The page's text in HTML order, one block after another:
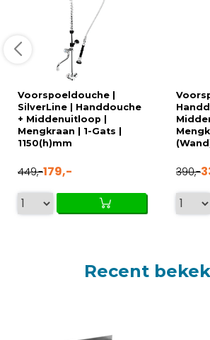
Voorspoeldouche |
SilverLine | Handdouche
+ Middenuitloop |
Mengkraan | 1-Gats |
1150(h)mm
449,-179,- 390,-
Recent